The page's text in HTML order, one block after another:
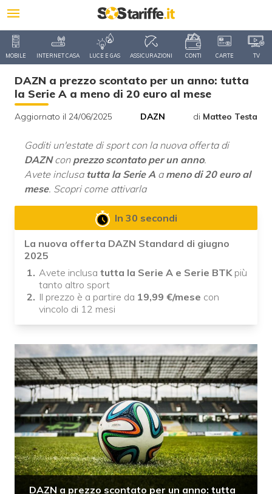
MOBILE INTERNET CASA LUCE E GAS ASSICURAZIONI CONTI CARTE TV
DAZN a prezzo scontato per un anno: tutta
la Serie A a meno di 20 euro al mese
Aggiornato il 24/06/2025 DAZN di Matteo Testa
Goditi un'estate di sport con la nuova offerta di
DAZNcon prezzo scontato per un anno.
Avete inclusa tutta la Serie A a meno di 20 euro al
mese. Scopri come attivarla
In 30 secondi
La nuova offerta DAZN Standard di giugno
2025
Avete inclusa tutta la Serie A e Serie BTKpiù
tanto altro sport
Il prezzo è a partire da 19,99 €/mese con
vincolo di 12 mesi
DAZN a prezzo scontato per un anno: tutta